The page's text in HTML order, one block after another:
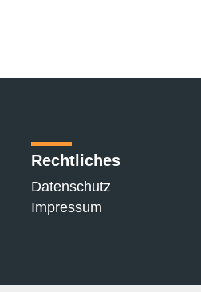
Rechtliches
Datenschutz
Impressum